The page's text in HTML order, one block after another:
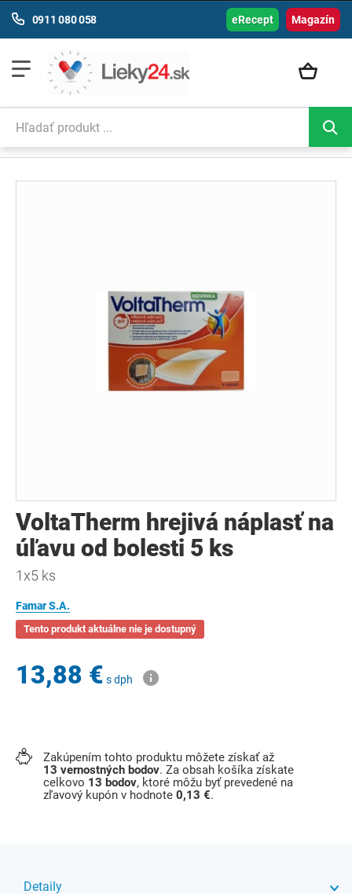
Magazín
0911 080 058 eRecept
VoltaTherm hrejivá náplasť na
úľavu od bolesti 5 ks
1x5 ks
Famar S.A.
Tento produkt aktuálne nie je dostupný
13,88 € s dph
Zakúpením tohto produktu môžete získať až
13 vernostných bodov. Za obsah košíka získate
celkovo 13 bodov, ktoré môžu byť prevedené na
zľavový kupón v hodnote 0,13 €.
Detaily